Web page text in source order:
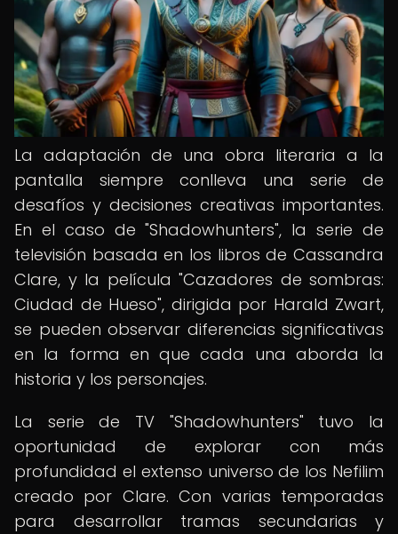
La adaptación de una obra literaria a la
pantalla siempre conlleva una serie de
desafíos y decisiones creativas importantes.
En el caso de "Shadowhunters", la serie de
televisión basada en los libros de Cassandra
Clare, y la película "Cazadores de sombras:
Ciudad de Hueso", dirigida por Harald Zwart,
se pueden observar diferencias significativas
en la forma en que cada una aborda la
historia y los personajes.
La serie de TV "Shadowhunters" tuvo la
oportunidad de explorar con más
profundidad el extenso universo de los Nefilim
creado por Clare. Con varias temporadas
para desarrollar tramas secundarias y